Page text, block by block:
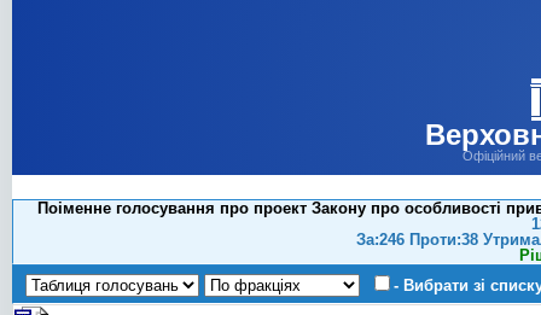
Офіційний
Поіменне голосування про проект Закону про особливості
За:246 Проти:38
- Вибрати зі